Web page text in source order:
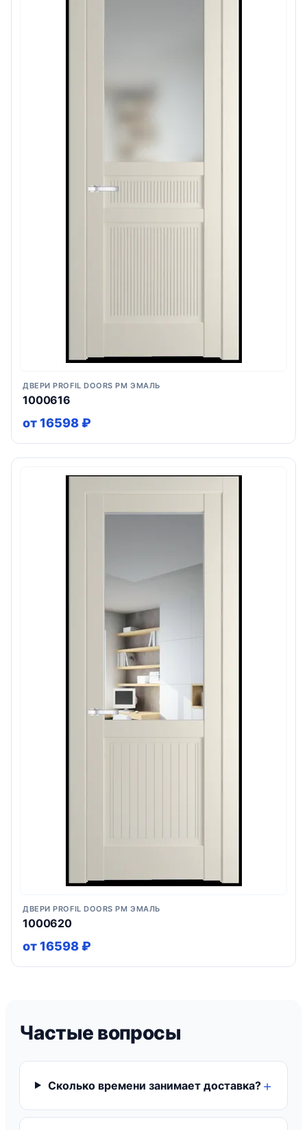
ДВЕРИ PROFIL DOORS PM ЭМАЛЬ
1000616
от 16598 ₽
ДВЕРИ PROFIL DOORS PM ЭМАЛЬ
1000620
от 16598 ₽
Частые вопросы
Сколько времени занимает доставка?